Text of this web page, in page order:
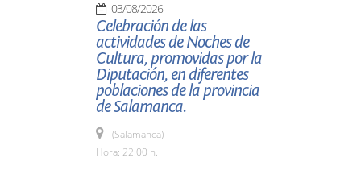
03/08/2026
Celebración de las
actividades de Noches de
Cultura, promovidas por la
Diputación, en diferentes
poblaciones de la provincia
de Salamanca.
(Salamanca)
Hora: 22:00 h.